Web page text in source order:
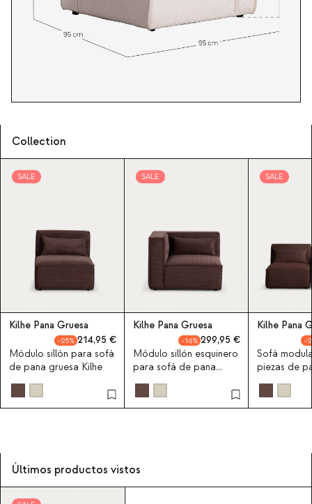
Collection
SALE
Kilhe Pana Gruesa
25
214,95
Módulo sillón para sofá
de pana gruesa Kilhe
SALE
Kilhe Pana Gruesa
16
299,95
Módulo sillón esquinero
para sofá de pana
gruesa Kilhe
SALE
Kilhe Pana
Sofá
piezas de
Kilhe
Últimos productos vistos